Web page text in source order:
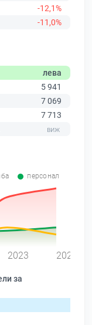
-12,1%
-11,0%
лева
5 941
7 069
7 713
персонал
2023 2024
за